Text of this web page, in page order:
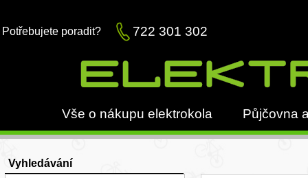
Potřebujete poradit? 722 301 302
Vše o nákupu elektrokola Půjčovna
Vyhledávání